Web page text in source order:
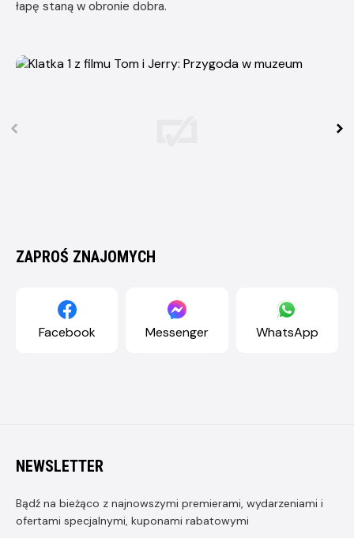
łapę staną w obronie dobra.
ZAPROŚ ZNAJOMYCH
Facebook Messenger WhatsApp
NEWSLETTER
Bądź na bieżąco z najnowszymi premierami, wydarzeniami i
ofertami specjalnymi, kuponami rabatowymi